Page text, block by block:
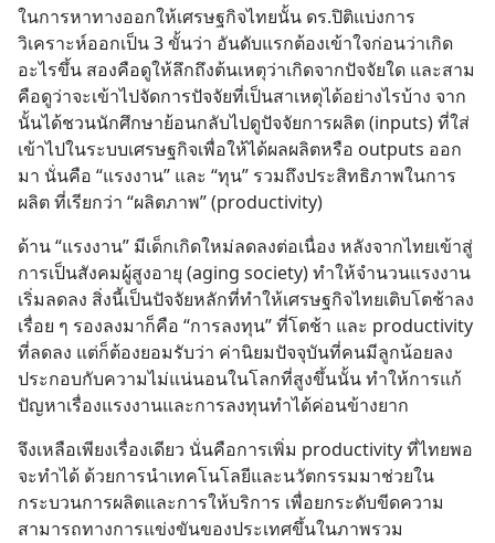
ในการหาทางออกให้เศรษฐกิจไทยนั้น ดร.ปิติแบ่งการ
วิเคราะห์ออกเป็น 3 ขั้นว่า อันดับแรกต้องเข้าใจก่อนว่าเกิด
อะไรขึ้น สองคือดูให้ลึกถึงต้นเหตุว่าเกิดจากปัจจัยใด และสาม
คือดูว่าจะเข้าไปจัดการปัจจัยที่เป็นสาเหตุได้อย่างไรบ้าง จาก
นั้นได้ชวนนักศึกษาย้อนกลับไปดูปัจจัยการผลิต (inputs) ที่ใส่
เข้าไปในระบบเศรษฐกิจเพื่อให้ได้ผลผลิตหรือ outputs ออก
มา นั่นคือ “แรงงาน” และ “ทุน” รวมถึงประสิทธิภาพในการ
ผลิต ที่เรียกว่า “ผลิตภาพ” (productivity)
ด้าน “แรงงาน” มีเด็กเกิดใหม่ลดลงต่อเนื่อง หลังจากไทยเข้าสู่
การเป็นสังคมผู้สูงอายุ (aging society) ทำให้จำนวนแรงงาน
เริ่มลดลง สิ่งนี้เป็นปัจจัยหลักที่ทำให้เศรษฐกิจไทยเติบโตช้าลง
เรื่อย ๆ รองลงมาก็คือ “การลงทุน” ที่โตช้า และ productivity
ที่ลดลง แต่ก็ต้องยอมรับว่า ค่านิยมปัจจุบันที่คนมีลูกน้อยลง
ประกอบกับความไม่แน่นอนในโลกที่สูงขึ้นนั้น ทำให้การแก้
ปัญหาเรื่องแรงงานและการลงทุนทำได้ค่อนข้างยาก
จึงเหลือเพียงเรื่องเดียว นั่นคือการเพิ่ม productivity ที่ไทยพอ
จะทำได้ ด้วยการนำเทคโนโลยีและนวัตกรรมมาช่วยใน
กระบวนการผลิตและการให้บริการ เพื่อยกระดับขีดความ
สามารถทางการแข่งขันของประเทศขึ้นในภาพรวม